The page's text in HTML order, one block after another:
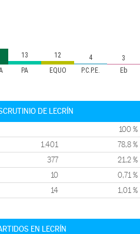
PA EQUO P.C.P.E. Eb
13
12 4 3
DE LECRÍN
100 %
1.401 78,8 %
377 21,2 %
10 0,71 %
14 1,01 %
EN LECRÍN